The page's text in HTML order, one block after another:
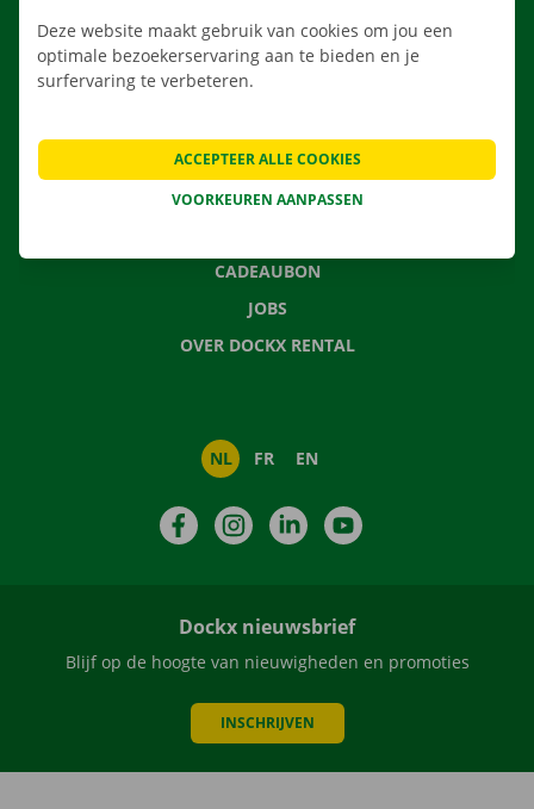
VERHUISOPLOSSINGEN
CONTACTEER ONS
VEELGESTELDE VRAGEN
CADEAUBON
JOBS
OVER DOCKX RENTAL
NL FR EN
FacebookInstagramLinkedIn
Dockx nieuwsbrief
Blijf op de hoogte van nieuwigheden en promoties
INSCHRIJVEN
Deze website maakt gebruik van cookies om jou een
optimale bezoekerservaring aan te bieden en je
surfervaring te verbeteren.
VOORKEUREN AANPASSEN
ACCEPTEER ALLE COOKIES